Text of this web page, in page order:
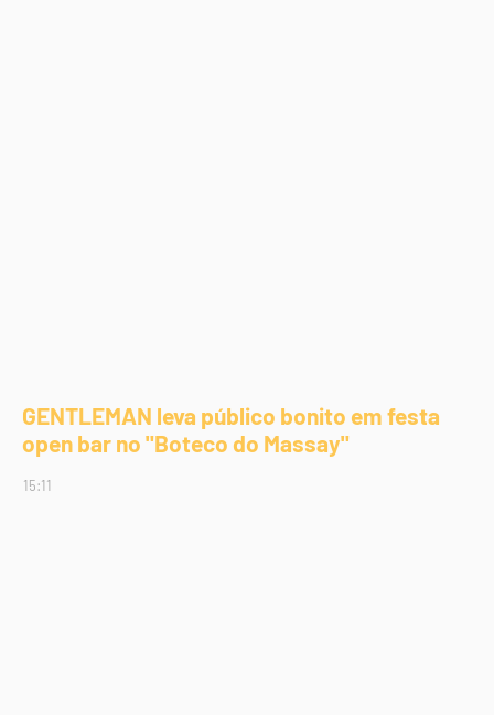
GENTLEMAN leva público bonito em festa
open bar no "Boteco do Massay"
15:11